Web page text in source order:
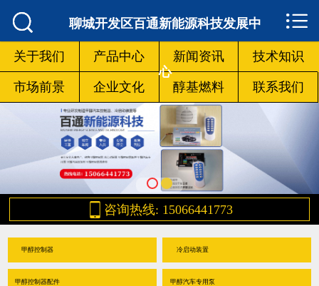
 网站首页
关于我们
产品中心
新闻资讯
技术知识
市场前景
企业文化
醇基燃料
聊城开发区百通新能源科技发展中
心
 

关于我们 产品中心 新闻资讯 技术知识
市场前景 企业文化 醇基燃料 联系我们
 咨询热线: 15066441773
甲醇控制器 冷启动装置
甲醇控制器配件 甲醇汽车专用泵